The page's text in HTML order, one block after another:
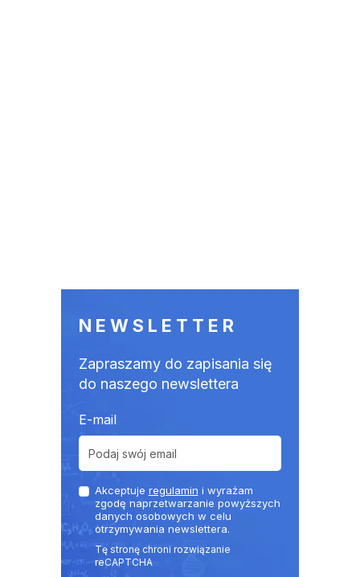
NEWSLETTER
Zapraszamy do zapisania się
do naszego newslettera
E-mail
Akceptuje regulamin i wyrażam
zgodę naprzetwarzanie powyższych
danych osobowych w celu
otrzymywania newslettera.